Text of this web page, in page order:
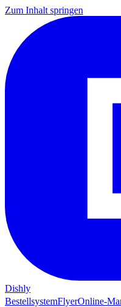
Zum Inhalt springen
Dishly
BestellsystemFlyerOnline-